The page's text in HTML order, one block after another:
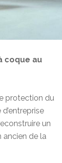
coque au
protection du
un
ancien de la